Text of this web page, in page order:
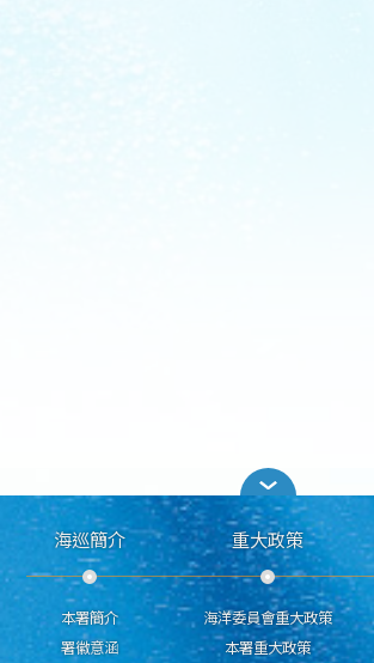
海巡簡介
本署簡介
署徽意涵
重大政策
海洋委員會重大政策
本署重大政策